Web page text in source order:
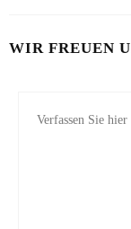
WIR FREUEN